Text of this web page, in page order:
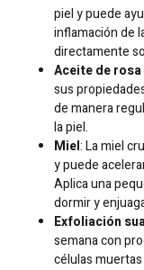
piel y puede
inflamación de
directamente
Aceite de
sus
de manera
la piel.
Miel: La miel
y puede
Aplica una
dormir y
Exfoliación
semana con
células